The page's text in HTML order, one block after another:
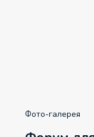
Фото-галерея